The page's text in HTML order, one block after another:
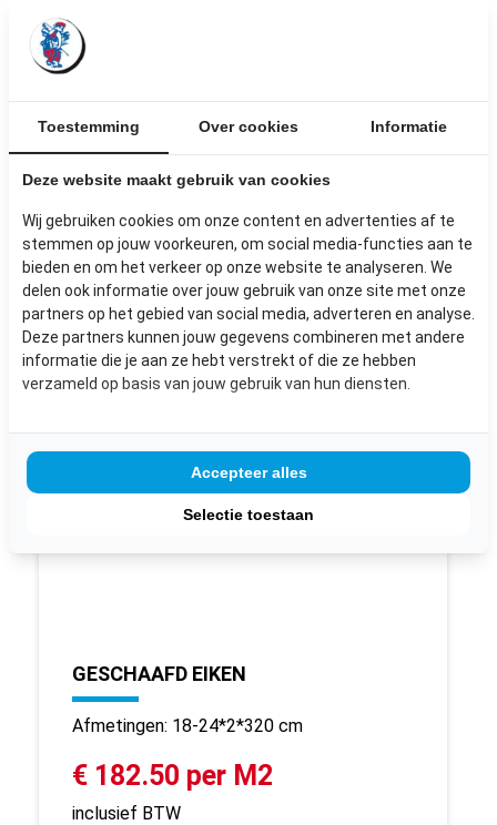
Afmetingen: 12*4 cm
€ 49.95 per M2
inclusief BTW
Bekijk dit product
GESCHAAFD EIKEN
Afmetingen: 18-24*2*320 cm
€ 182.50 per M2
inclusief BTW
Toestemming Over cookies Informatie
Deze website maakt gebruik van cookies
Wij gebruiken cookies om onze content en advertenties af te
stemmen op jouw voorkeuren, om social media-functies aan te
bieden en om het verkeer op onze website te analyseren. We
delen ook informatie over jouw gebruik van onze site met onze
partners op het gebied van social media, adverteren en analyse.
Deze partners kunnen jouw gegevens combineren met andere
informatie die je aan ze hebt verstrekt of die ze hebben
verzameld op basis van jouw gebruik van hun diensten.
Selectie toestaan
Accepteer alles